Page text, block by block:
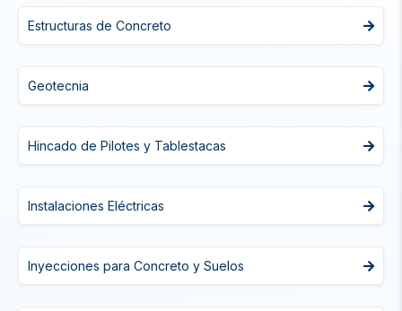
Estructuras de Concreto
Geotecnia
Hincado de Pilotes y Tablestacas
Instalaciones Eléctricas
Inyecciones para Concreto y Suelos